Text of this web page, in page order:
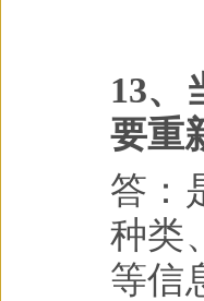
13、
要重
答：
种类
等信